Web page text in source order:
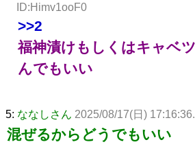
ID:Himv1ooF0
>>2
福神漬けもしくはキャベ
んでもいい
5: ななしさん 2025/08/17(日)
混ぜるからどうでもいい